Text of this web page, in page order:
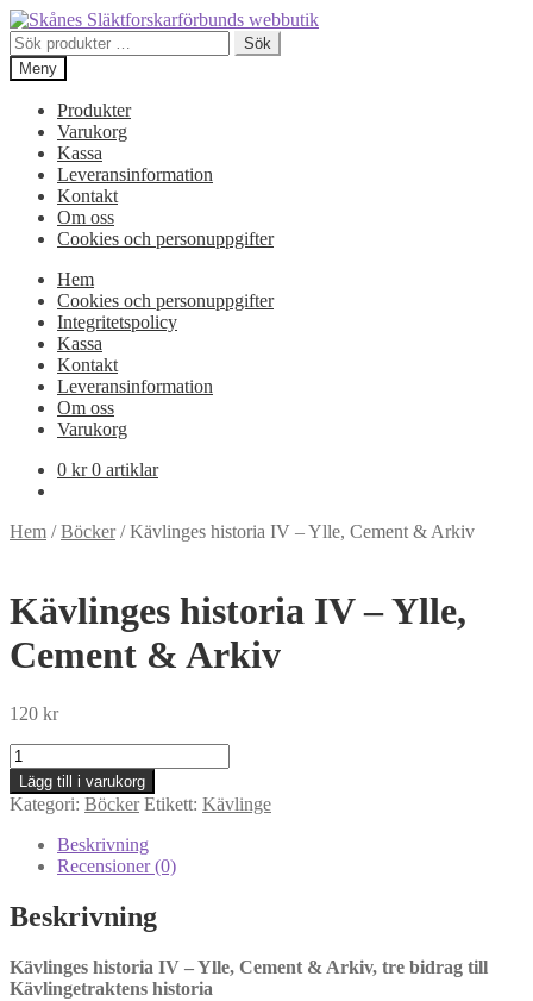
Hoppa
till
navigering
Hoppa
till
innehåll
Sök
efter:
Sök
Meny
Produkter
Varukorg
Kassa
Leveransinformation
Kontakt
Om oss
Cookies och personuppgifter
Hem
Cookies och personuppgifter
Integritetspolicy
Kassa
Kontakt
Leveransinformation
Om oss
Varukorg
0 kr 0 artiklar
Hem /Böcker/Kävlinges historia IV – Ylle, Cement & Arkiv
Kävlinges historia IV – Ylle,
Cement & Arkiv
120 kr
Kävlinges
historia
IV
-
Ylle,
Cement
Arkiv
mängd
Lägg till i varukorg
Kategori: Böcker Etikett: Kävlinge
Beskrivning
Recensioner (0)
Beskrivning
Kävlinges historia IV – Ylle, Cement & Arkiv, tre bidrag till
Kävlingetraktens historia